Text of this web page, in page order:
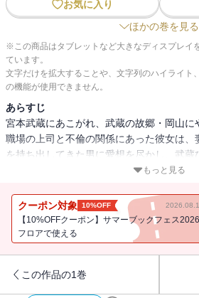
お気に入り
ほかの巻を見る
※この商品はタブレットなど大きなディスプレイ
ています。
文字だけを拡大することや、文字列のハイライト
の機能が使用できません。
あらすじ
宮本武蔵にあこがれ、武蔵の故郷・岡山に
職場の上司と不倫の関係にあった彼女は
を持ち出してきた男に愛想を尽かし、武
めたのだった。武蔵の墓を訪れたあさみは
もっと見る
クーポン対象 10%OFF
【10%OFFクーポン】サマーブックフェス
フロアで使える
この作品の1巻